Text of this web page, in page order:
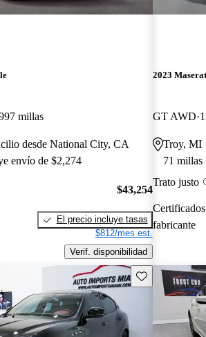
millas
desde National City, CA
envío de $2,274
$43,254
El precio incluye tasas
$812/mes est.
Verif. disponibilidad
2023
GT AWD
Troy, MI
71 millas
Trato justo
fabricante
Guarda este